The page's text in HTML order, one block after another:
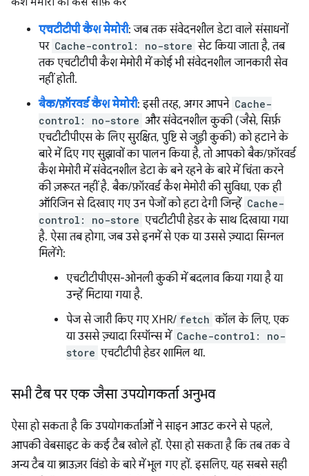
एचटीटीपी कैश मेमोरी: जब तक संवेदनशील डेटा वाले संसाधनों
पर Cache-control: no-store सेट किया जाता है, तब
तक एचटीटीपी कैश मेमोरी में कोई भी संवेदनशील जानकारी सेव
नहीं होती.
बैक/फ़ॉरवर्ड कैश मेमोरी: इसी तरह, अगर आपने Cache-
control: no-store और संवेदनशील कुकी (जैसे, सिर्फ़
एचटीटीपीएस के लिए सुरक्षित, पुष्टि से जुड़ी कुकी) को हटाने के
बारे में दिए गए सुझावों का पालन किया है, तो आपको बैक/फ़ॉरवर्ड
कैश मेमोरी में संवेदनशील डेटा के बने रहने के बारे में चिंता करने
की ज़रूरत नहीं है. बैक/फ़ॉरवर्ड कैश मेमोरी की सुविधा, एक ही
ऑरिजिन से दिखाए गए उन पेजों को हटा देगी जिन्हें Cache-
control: no-store एचटीटीपी हेडर के साथ दिखाया गया
है. ऐसा तब होगा, जब उसे इनमें से एक या उससे ज़्यादा सिग्नल
मिलेंगे:
एचटीटीपीएस-ओनली कुकी में बदलाव किया गया है या
उन्हें मिटाया गया है.
पेज से जारी किए गए XHR/ fetch कॉल के लिए, एक
या उससे ज़्यादा रिस्पॉन्स में Cache-control: no-
store एचटीटीपी हेडर शामिल था.
सभी टैब पर एक जैसा उपयोगकर्ता अनुभव
ऐसा हो सकता है कि उपयोगकर्ताओं ने साइन आउट करने से पहले,
आपकी वेबसाइट के कई टैब खोले हों. ऐसा हो सकता है कि तब तक वे
अन्य टैब या ब्राउज़र विंडो के बारे में भूल गए हों. इसलिए, यह सबसे सही